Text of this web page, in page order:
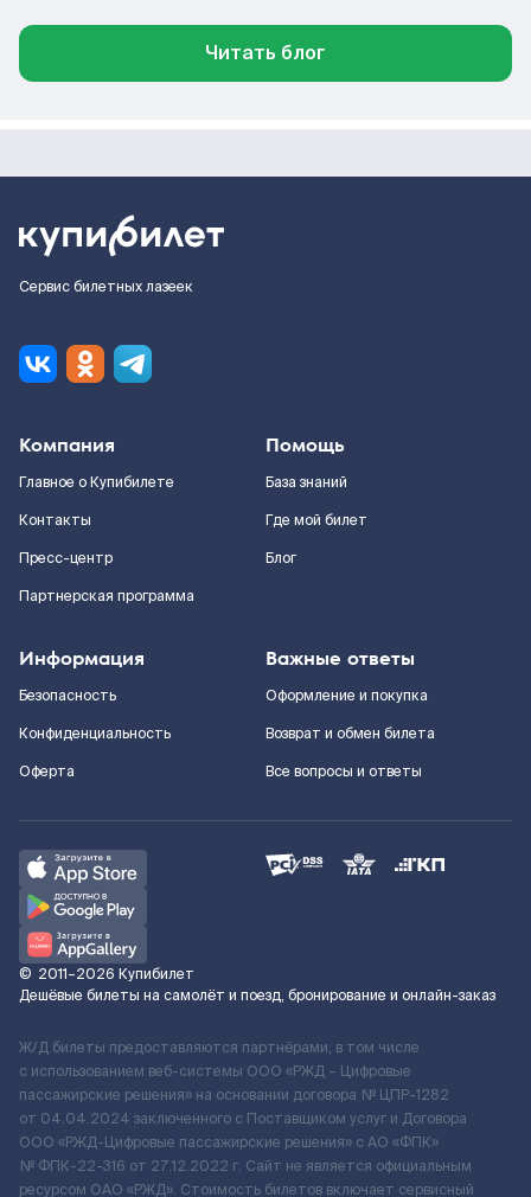
Читать блог
Сервис билетных лазеек
Компания
Главное о Купибилете
Контакты
Пресс-центр
Партнерская программа
Помощь
База знаний
Где мой билет
Блог
Информация
Безопасность
Конфиденциальность
Оферта
Важные ответы
Оформление и покупка
Возврат и обмен билета
Все вопросы и ответы
© 2011–2026 Купибилет
Дешёвые билеты на самолёт и поезд, бронирование и онлайн-заказ
Ж/Д билеты предоставляются партнёрами, в том числе
с использованием веб-системы ООО «РЖД – Цифровые
пассажирские решения» на основании договора № ЦПР-1282
от 04.04.2024 заключенного с Поставщиком услуг и Договора
ООО «РЖД-Цифровые пассажирские решения» c АО «ФПК»
№ ФПК-22-316 от 27.12.2022 г. Сайт не является официальным
ресурсом ОАО «РЖД». Стоимость билетов включает сервисный